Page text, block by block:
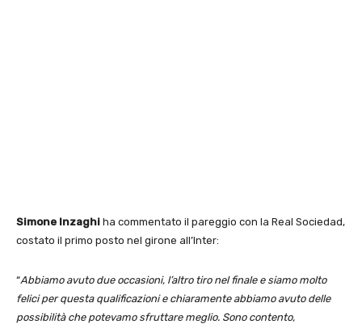
Simone Inzaghi ha commentato il pareggio con la Real Sociedad,
costato il primo posto nel girone all’Inter:
“Abbiamo avuto due occasioni, l’altro tiro nel finale e siamo molto
felici per questa qualificazioni e chiaramente abbiamo avuto delle
possibilità che potevamo sfruttare meglio. Sono contento,